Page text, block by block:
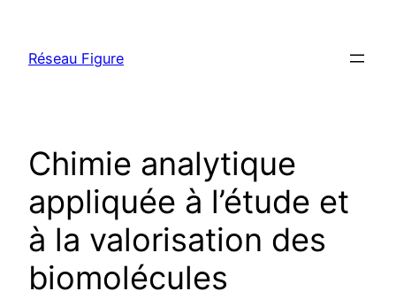
content
Réseau Figure
Chimie analytique
appliquée à l’étude et
à la valorisation des
biomolécules